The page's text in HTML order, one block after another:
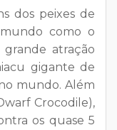
dos peixes de
como o
atração
gigante de
mundo. Além
Crocodile),
os quase 5